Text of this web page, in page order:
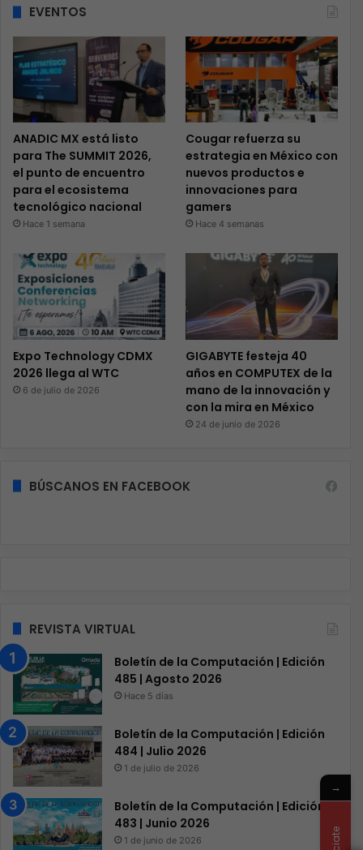
EVENTOS
ANADIC MX está listo
para The SUMMIT 2026,
el punto de encuentro
para el ecosistema
tecnológico nacional
Hace 1 semana
Cougar refuerza su
estrategia en México con
nuevos productos e
innovaciones para
gamers
Hace 4 semanas
Expo Technology CDMX
2026 llega al WTC
6 de julio de 2026
GIGABYTE festeja 40
años en COMPUTEX de la
mano de la innovación y
con la mira en México
24 de junio de 2026
BÚSCANOS EN FACEBOOK
REVISTA VIRTUAL
Boletín de la Computación | Edición
485 | Agosto 2026
Hace 5 días
Boletín de la Computación | Edición
484 | Julio 2026
1 de julio de 2026
Boletín de la Computación | Edición
483 | Junio 2026
1 de junio de 2026
→